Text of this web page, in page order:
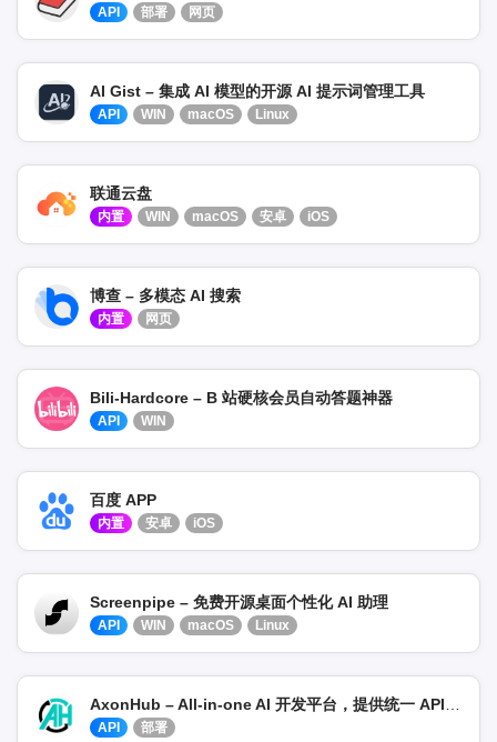
API 部署 网页
AI Gist – 集成 AI 模型的开源 AI 提示词管理工具
API WIN macOS Linux
联通云盘
内置 WIN macOS 安卓 iOS
博查 – 多模态 AI 搜索
内置 网页
Bili-Hardcore – B 站硬核会员自动答题神器
API WIN
百度 APP
内置 安卓 iOS
Screenpipe – 免费开源桌面个性化 AI 助理
API WIN macOS Linux
AxonHub – All-in-one AI 开发平台，提供统一 API 网关
API 部署